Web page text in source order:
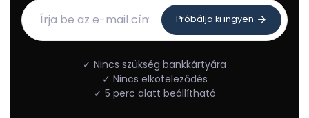
Próbálja ki ingyen
✓ Nincs szükség bankkártyára
✓ Nincs elköteleződés
✓ 5 perc alatt beállítható